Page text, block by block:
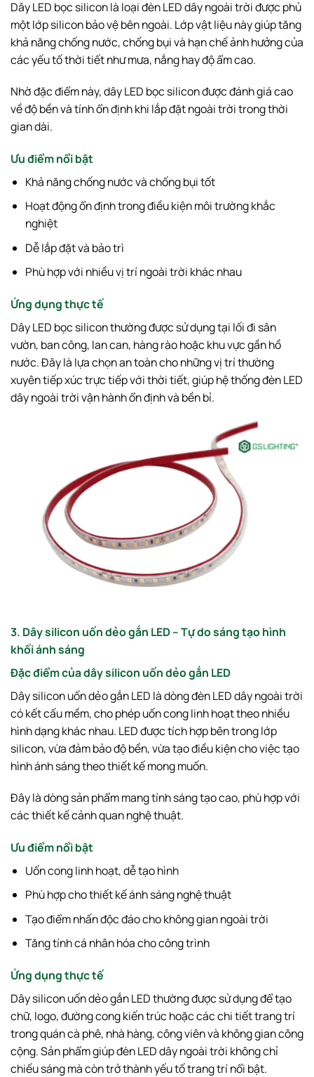
Dây LED bọc silicon là loại đèn LED dây ngoài trời được phủ
một lớp silicon bảo vệ bên ngoài. Lớp vật liệu này giúp tăng
khả năng chống nước, chống bụi và hạn chế ảnh hưởng của
các yếu tố thời tiết như mưa, nắng hay độ ẩm cao.
Nhờ đặc điểm này, dây LED bọc silicon được đánh giá cao
về độ bền và tính ổn định khi lắp đặt ngoài trời trong thời
gian dài.
Ưu điểm nổi bật
Khả năng chống nước và chống bụi tốt
Hoạt động ổn định trong điều kiện môi trường khắc
nghiệt
Dễ lắp đặt và bảo trì
Phù hợp với nhiều vị trí ngoài trời khác nhau
Ứng dụng thực tế
Dây LED bọc silicon thường được sử dụng tại lối đi sân
vườn, ban công, lan can, hàng rào hoặc khu vực gần hồ
nước. Đây là lựa chọn an toàn cho những vị trí thường
xuyên tiếp xúc trực tiếp với thời tiết, giúp hệ thống đèn LED
dây ngoài trời vận hành ổn định và bền bỉ.
3. Dây silicon uốn dẻo gắn LED – Tự do sáng tạo hình
khối ánh sáng
Đặc điểm của dây silicon uốn dẻo gắn LED
Dây silicon uốn dẻo gắn LED là dòng đèn LED dây ngoài trời
có kết cấu mềm, cho phép uốn cong linh hoạt theo nhiều
hình dạng khác nhau. LED được tích hợp bên trong lớp
silicon, vừa đảm bảo độ bền, vừa tạo điều kiện cho việc tạo
hình ánh sáng theo thiết kế mong muốn.
Đây là dòng sản phẩm mang tính sáng tạo cao, phù hợp với
các thiết kế cảnh quan nghệ thuật.
Ưu điểm nổi bật
Uốn cong linh hoạt, dễ tạo hình
Phù hợp cho thiết kế ánh sáng nghệ thuật
Tạo điểm nhấn độc đáo cho không gian ngoài trời
Tăng tính cá nhân hóa cho công trình
Ứng dụng thực tế
Dây silicon uốn dẻo gắn LED thường được sử dụng để tạo
chữ, logo, đường cong kiến trúc hoặc các chi tiết trang trí
trong quán cà phê, nhà hàng, công viên và không gian công
cộng. Sản phẩm giúp đèn LED dây ngoài trời không chỉ
chiếu sáng mà còn trở thành yếu tố trang trí nổi bật.